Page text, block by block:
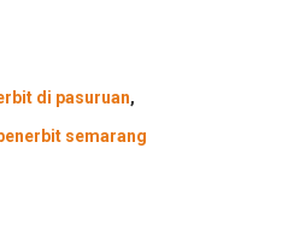
di pasuruan,
semarang